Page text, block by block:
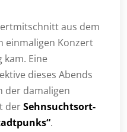
aus dem
einmaligen Konzert
kam. Eine
dieses Abends
der damaligen
derSehnsuchtsort-
.